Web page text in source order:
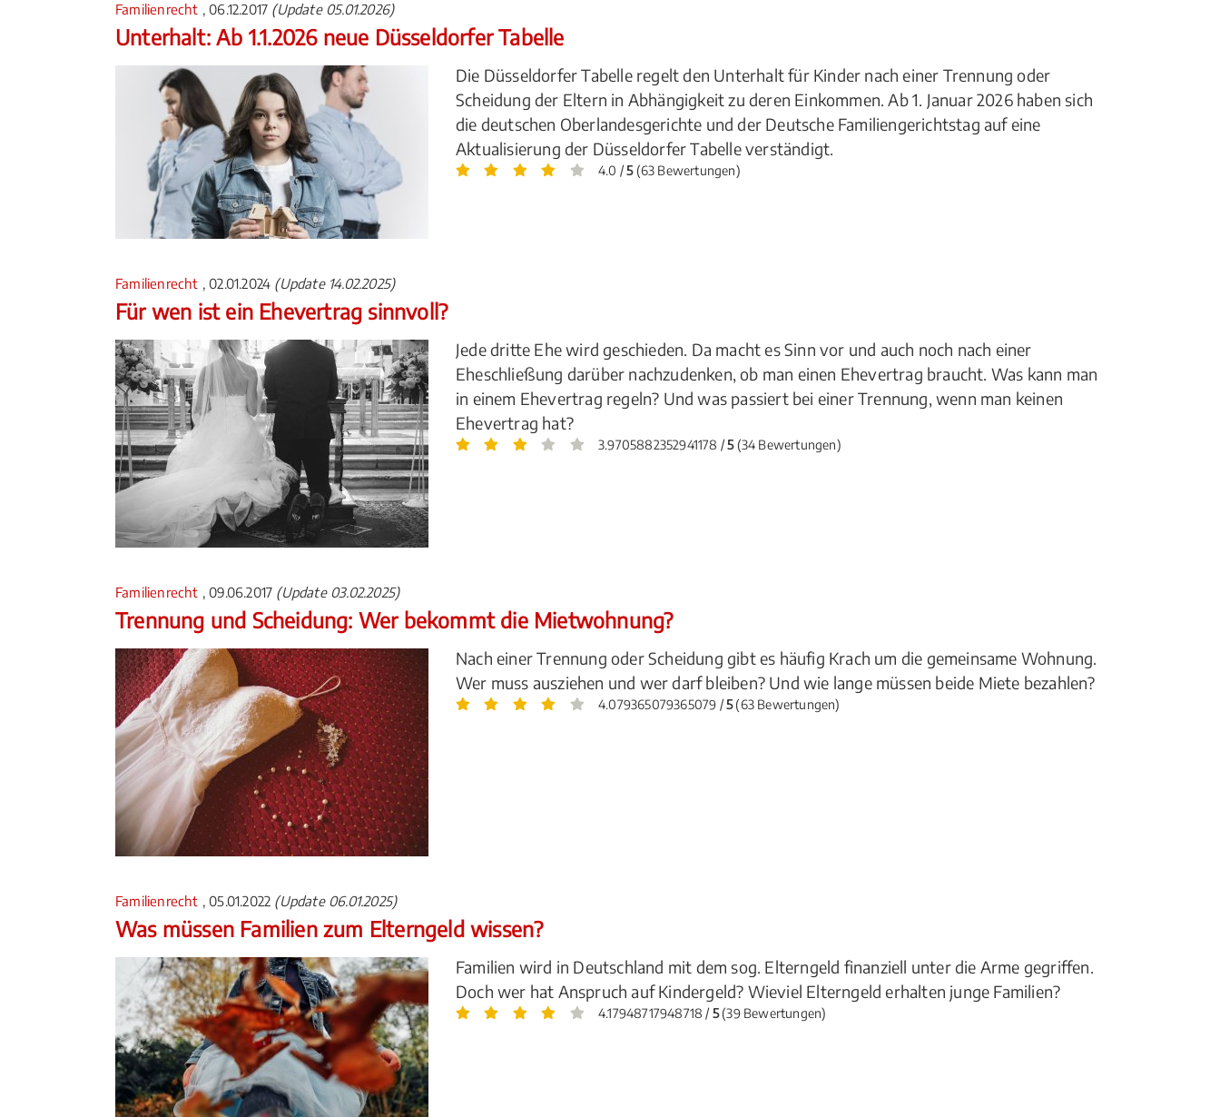
Familienrecht , 06.12.2017 (Update 05.01.2026)
Unterhalt: Ab 1.1.2026 neue Düsseldorfer Tabelle
Die Düsseldorfer Tabelle regelt den Unterhalt für Kinder nach einer Trennung oder
Scheidung der Eltern in Abhängigkeit zu deren Einkommen. Ab 1. Januar 2026 haben sich
die deutschen Oberlandesgerichte und der Deutsche Familiengerichtstag auf eine
Aktualisierung der Düsseldorfer Tabelle verständigt.
4.0 /5(63 Bewertungen)
Familienrecht , 02.01.2024 (Update 14.02.2025)
Für wen ist ein Ehevertrag sinnvoll?
Jede dritte Ehe wird geschieden. Da macht es Sinn vor und auch noch nach einer
Eheschließung darüber nachzudenken, ob man einen Ehevertrag braucht. Was kann man
in einem Ehevertrag regeln? Und was passiert bei einer Trennung, wenn man keinen
Ehevertrag hat?
3.9705882352941178 /5(34 Bewertungen)
Familienrecht , 09.06.2017 (Update 03.02.2025)
Trennung und Scheidung: Wer bekommt die Mietwohnung?
Nach einer Trennung oder Scheidung gibt es häufig Krach um die gemeinsame Wohnung.
Wer muss ausziehen und wer darf bleiben? Und wie lange müssen beide Miete bezahlen?
4.079365079365079 /5(63 Bewertungen)
Familienrecht , 05.01.2022 (Update 06.01.2025)
Was müssen Familien zum Elterngeld wissen?
Familien wird in Deutschland mit dem sog. Elterngeld finanziell unter die Arme gegriffen.
Doch wer hat Anspruch auf Kindergeld? Wieviel Elterngeld erhalten junge Familien?
4.17948717948718 / 5(39 Bewertungen)